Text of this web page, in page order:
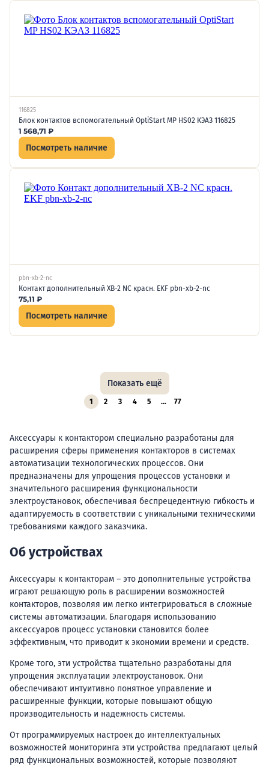
116825
Блок контактов вспомогательный OptiStart MP HS02 КЭАЗ 116825
1 568,71 ₽
Посмотреть наличие
pbn-xb-2-nc
Контакт дополнительный XB-2 NC красн. EKF pbn-xb-2-nc
75,11 ₽
Посмотреть наличие
Показать ещё
1 2 3 4 5 … 77
Аксессуары к контактором специально разработаны для
расширения сферы применения контакторов в системах
автоматизации технологических процессов. Они
предназначены для упрощения процессов установки и
значительного расширения функциональности
электроустановок, обеспечивая беспрецедентную гибкость и
адаптируемость в соответствии с уникальными техническими
требованиями каждого заказчика.
Об устройствах
Аксессуары к контакторам – это дополнительные устройства
играют решающую роль в расширении возможностей
контакторов, позволяя им легко интегрироваться в сложные
системы автоматизации. Благодаря использованию
аксессуаров процесс установки становится более
эффективным, что приводит к экономии времени и средств.
Кроме того, эти устройства тщательно разработаны для
упрощения эксплуатации электроустановок. Они
обеспечивают интуитивно понятное управление и
расширенные функции, которые повышают общую
производительность и надежность системы.
От программируемых настроек до интеллектуальных
возможностей мониторинга эти устройства предлагают целый
ряд функциональных возможностей, которые позволяют